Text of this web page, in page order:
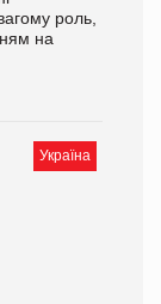
роль,
на
Україна